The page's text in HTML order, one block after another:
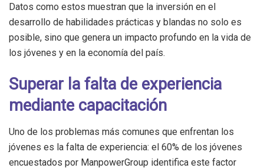
Datos como estos muestran que la inversión en el
desarrollo de habilidades prácticas y blandas no solo es
posible, sino que genera un impacto profundo en la vida de
los jóvenes y en la economía del país.
Superar la falta de experiencia
mediante capacitación
Uno de los problemas más comunes que enfrentan los
jóvenes es la falta de experiencia: el 60% de los jóvenes
encuestados por ManpowerGroup identifica este factor